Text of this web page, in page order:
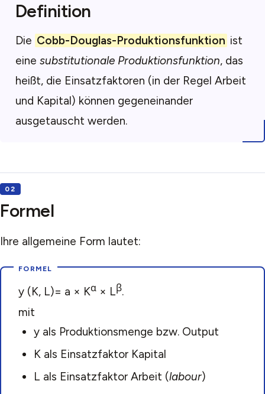
Definition
Die Cobb-Douglas-Produktionsfunktion ist
eine substitutionale Produktionsfunktion, das
heißt, die Einsatzfaktoren (in der Regel Arbeit
und Kapital) können gegeneinander
ausgetauscht werden.
Formel
Ihre allgemeine Form lautet:
y (K, L)= a × Kα × Lβ.
mit
y als Produktionsmenge bzw. Output
K als Einsatzfaktor Kapital
L als Einsatzfaktor Arbeit (labour)